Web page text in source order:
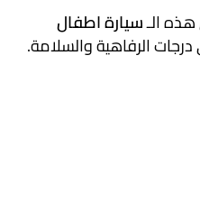
سيارة اطفال
الرفاهية والسلامة.